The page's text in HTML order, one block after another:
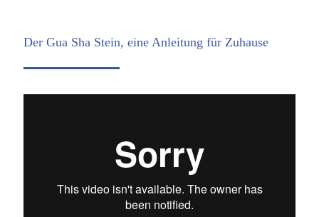
Der Gua Sha Stein, eine Anleitung für Zuhause